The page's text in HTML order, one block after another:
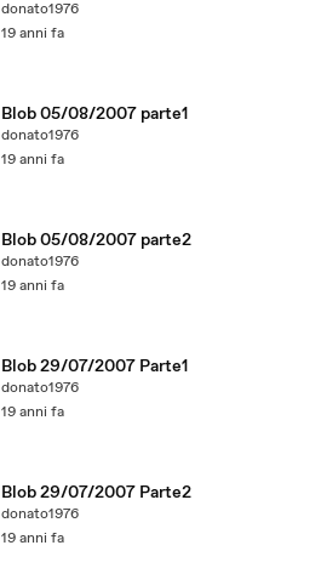
donato1976
19 anni fa
Blob 05/08/2007 parte1
donato1976
19 anni fa
Blob 05/08/2007 parte2
donato1976
19 anni fa
Blob 29/07/2007 Parte1
donato1976
19 anni fa
Blob 29/07/2007 Parte2
donato1976
19 anni fa